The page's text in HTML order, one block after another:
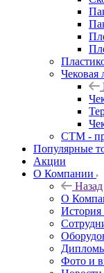
Чековая
СТМ -
Популярные
Акции
О Компании
Назад
О
Фото и